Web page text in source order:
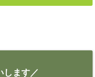
します／